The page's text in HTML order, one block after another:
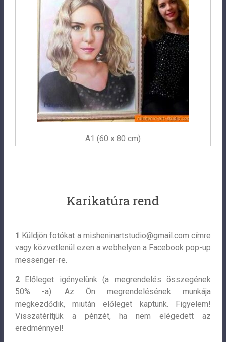
A1 (60 x 80 cm)
Karikatúra rend
1 Küldjön fotókat a misheninartstudio@gmail.com címre
vagy közvetlenül ezen a webhelyen a Facebook pop-up
messenger-re.
2Előleget igényelünk (a megrendelés összegének
50% -a). Az Ön megrendelésének munkája
megkezdődik, miután előleget kaptunk. Figyelem!
Visszatérítjük a pénzét, ha nem elégedett az
eredménnyel!